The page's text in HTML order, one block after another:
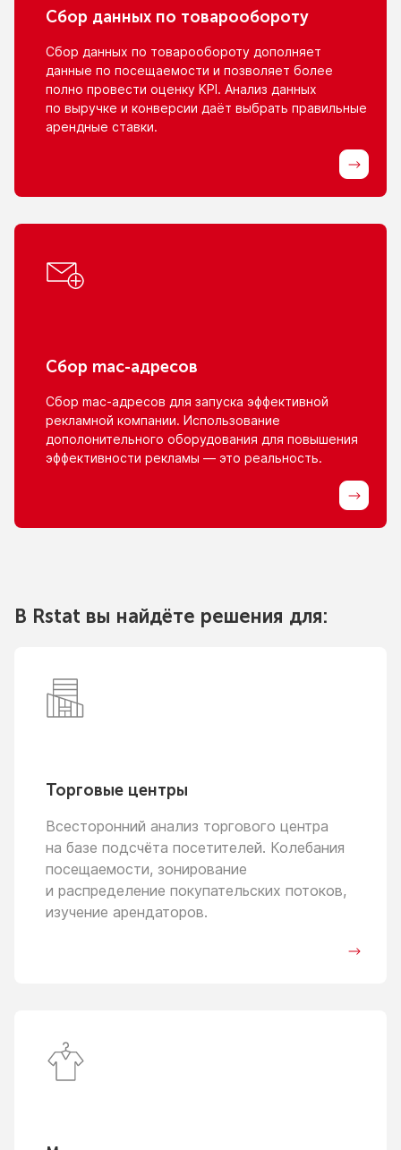
Сбор данных по товарообороту
Сбор данных по товарообороту дополняет
данные по посещаемости и позволяет более
полно провести оценку KPI. Анализ данных
по выручке и конверсии даёт выбрать правильные
арендные ставки.
Сбор mac-адресов
Сбор mac-адресов для запуска эффективной
рекламной компании. Использование
дополонительного оборудования для повышения
эффективности рекламы — это реальность.
В Rstat вы найдёте решения для:
Торговые центры
Всесторонний анализ торгового центра
на базе подсчёта посетителей. Колебания
посещаемости, зонирование
и распределение покупательских потоков,
изучение арендаторов.